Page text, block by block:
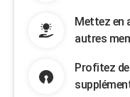
Mettez en
autres
Profitez